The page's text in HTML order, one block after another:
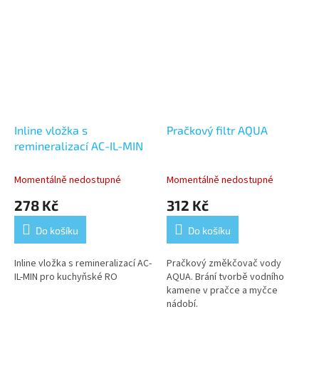
Inline vložka s
remineralizací AC-IL-MIN
Momentálně nedostupné
278 Kč
Do košíku
Inline vložka s remineralizací AC-
IL-MIN pro kuchyňské RO
Pračkový filtr AQUA
Momentálně nedostupné
312 Kč
Do košíku
Pračkový změkčovač vody
AQUA. Brání tvorbě vodního
kamene v pračce a myčce
nádobí.